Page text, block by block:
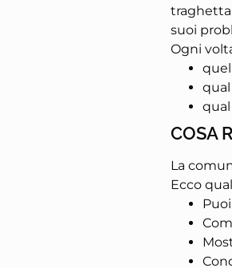
suoi
Ogni
qual
COSA
La
Ecco